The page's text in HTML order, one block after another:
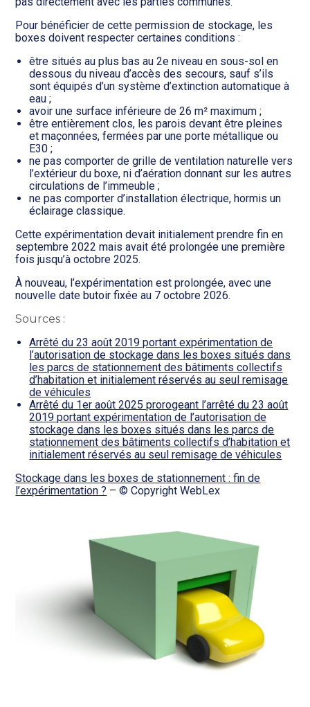
Pour bénéficier de cette permission de stockage, les
boxes doivent respecter certaines conditions :
être situés au plus bas au 2e niveau en sous-sol en
dessous du niveau d’accès des secours, sauf s’ils
sont équipés d’un système d’extinction automatique à
eau ;
avoir une surface inférieure de 26 m² maximum ;
être entièrement clos, les parois devant être pleines
et maçonnées, fermées par une porte métallique ou
E30 ;
ne pas comporter de grille de ventilation naturelle vers
l’extérieur du boxe, ni d’aération donnant sur les autres
circulations de l’immeuble ;
ne pas comporter d’installation électrique, hormis un
éclairage classique.
Cette expérimentation devait initialement prendre fin en
septembre 2022 mais avait été prolongée une première
fois jusqu’à octobre 2025.
À nouveau, l’expérimentation est prolongée, avec une
nouvelle date butoir fixée au 7 octobre 2026.
Sources :
Arrêté du 23 août 2019 portant expérimentation de
l’autorisation de stockage dans les boxes situés dans
les parcs de stationnement des bâtiments collectifs
d’habitation et initialement réservés au seul remisage
de véhicules
Arrêté du 1er août 2025 prorogeant l’arrêté du 23 août
2019 portant expérimentation de l’autorisation de
stockage dans les boxes situés dans les parcs de
stationnement des bâtiments collectifs d’habitation et
initialement réservés au seul remisage de véhicules
Stockage dans les boxes de stationnement : fin de
l’expérimentation ? – © Copyright WebLex